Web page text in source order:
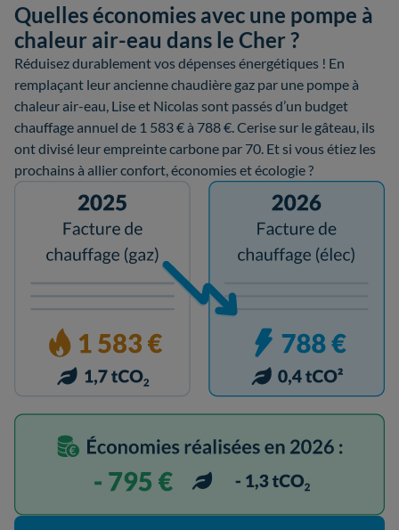
Quelles économies avec une pompe à
chaleur air-eau dans le Cher ?
Réduisez durablement vos dépenses énergétiques ! En
remplaçant leur ancienne chaudière gaz par une pompe à
chaleur air-eau, Lise et Nicolas sont passés d’un budget
chauffage annuel de 1 583 € à 788 €. Cerise sur le gâteau, ils
ont divisé leur empreinte carbone par 70. Et si vous étiez les
prochains à allier confort, économies et écologie ?